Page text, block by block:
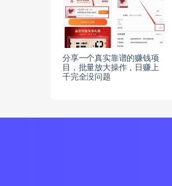
分享一个真实靠谱的赚钱项
目，批量放大操作，日赚上
千完全没问题